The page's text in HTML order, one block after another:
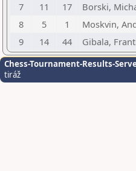
7
11 17 Borski,
8
5 1 Moskvin,
9
14 44 Gibala,
Chess-Tournament-Results-
tiráž